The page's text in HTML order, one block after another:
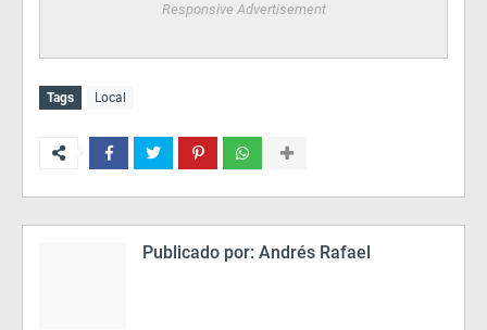
Responsive Advertisement
Tags Local
Publicado por: Andrés Rafael